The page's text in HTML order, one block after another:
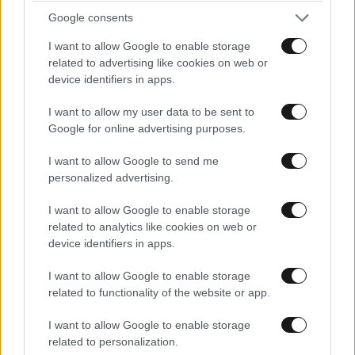
Google consents
I want to allow Google to enable storage
related to advertising like cookies on web or
device identifiers in apps.
I want to allow my user data to be sent to
Google for online advertising purposes.
I want to allow Google to send me
personalized advertising.
I want to allow Google to enable storage
related to analytics like cookies on web or
device identifiers in apps.
I want to allow Google to enable storage
related to functionality of the website or app.
I want to allow Google to enable storage
related to personalization.
«Η τεχνητή νοημοσύνη βοηθά σημαντικά στον
εντοπισμό ύποπτων σημείων που ένας γιατρός, λόγω
κόπωσης ή απειρίας, μπορεί να μην προσέξει. Ακόμα
και οι πιο έμπειροι ειδικοί, όταν εξετάζουν πολλές
λεπτομέρεια. Η νέα τεχνολογία λειτουργεί ως
διάγνωσης», επισημαίνει.
Παράλληλα, στον τομέα του υπερηχογραφήματος, η
ελαστογραφία, η τρισδιάστατη απεικόνιση και η
τεχνητή νοημοσύνη βελτιώνουν την ανάλυση των
προσφέροντας πιο ακριβή συμπεράσματα.